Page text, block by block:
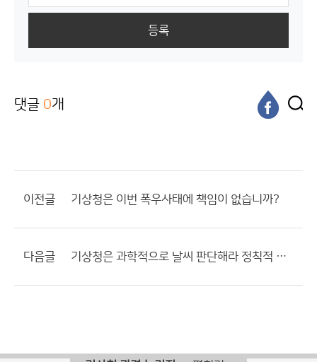
등록
댓글 0개
이전글 기상청은 이번 폭우사태에 책임이 없습니까?
다음글 기상청은 과학적으로 날씨 판단해라 정칙적 판단 섞지 말고 무슨 대통령실 대변인 소속이냐